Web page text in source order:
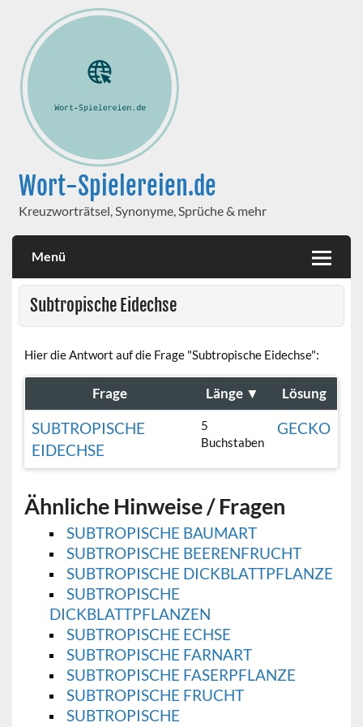
Wort-Spielereien.de
Kreuzworträtsel, Synonyme, Sprüche & mehr
Menü
Subtropische Eidechse
Hier die Antwort auf die Frage "Subtropische Eidechse":
Frage Länge ▼ Lösung
SUBTROPISCHE
EIDECHSE
5
Buchstaben
GECKO
Ähnliche Hinweise / Fragen
SUBTROPISCHE BAUMART
SUBTROPISCHE BEERENFRUCHT
SUBTROPISCHE DICKBLATTPFLANZE
SUBTROPISCHE
DICKBLATTPFLANZEN
SUBTROPISCHE ECHSE
SUBTROPISCHE FARNART
SUBTROPISCHE FASERPFLANZE
SUBTROPISCHE FRUCHT
SUBTROPISCHE